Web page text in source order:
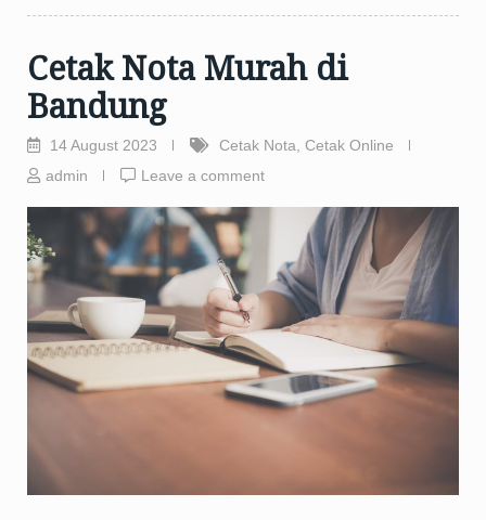
Cetak Nota Murah di
Bandung
14 August 2023 Cetak Nota Cetak Online
admin
Leave a comment